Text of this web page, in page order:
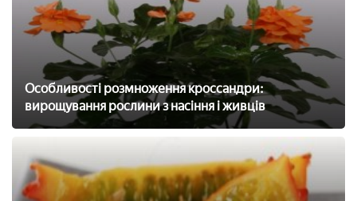
Особливості розмноження кроссандри:
вирощування рослини з насіння і живців